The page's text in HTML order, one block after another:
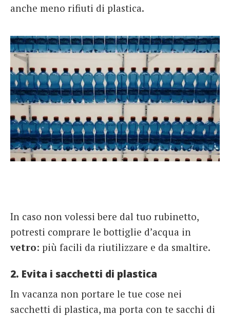
anche meno rifiuti di plastica.
In caso non volessi bere dal tuo rubinetto,
potresti comprare le bottiglie d’acqua in
vetro: più facili da riutilizzare e da smaltire.
2. Evita i sacchetti di plastica
In vacanza non portare le tue cose nei
sacchetti di plastica, ma porta con te sacchi di